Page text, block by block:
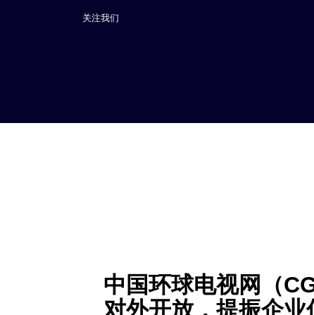
关注我们
中国环球电视网（
对外开放，提振企业